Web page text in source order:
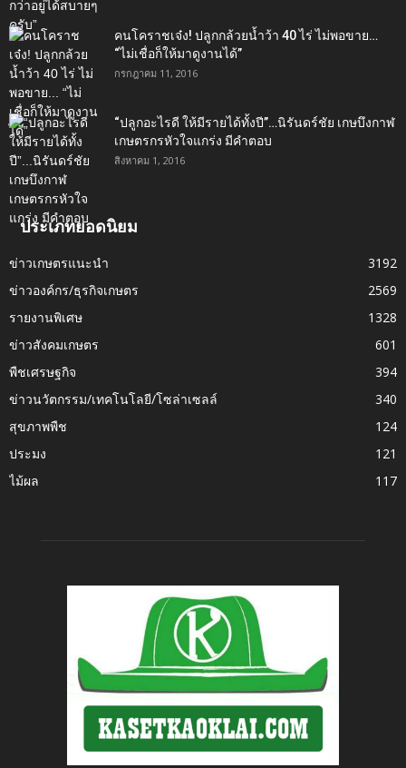
คนโคราชเจ๋ง! ปลูกกล้วยน้ำว้า 40 ไร่ ไม่พอขาย…
“ไม่เชื่อก็ให้มาดูงานได้”‬
กรกฎาคม 11, 2016
“ปลูกอะไรดี ให้มีรายได้ทั้งปี”…นิรันดร์ชัย เกษบึงกาฬ
เกษตรกรหัวใจแกร่ง มีคำตอบ
สิงหาคม 1, 2016
ประเภทยอดนิยม
ข่าวเกษตรแนะนำ
3192
ข่าวองค์กร/ธุรกิจเกษตร
2569
รายงานพิเศษ
1328
ข่าวสังคมเกษตร
601
พืชเศรษฐกิจ
394
ข่าวนวัตกรรม/เทคโนโลยี/โซล่าเซลล์
340
สุขภาพพืช
124
ประมง
121
ไม้ผล
117